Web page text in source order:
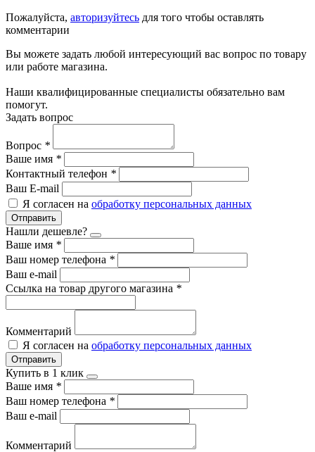
Пожалуйста, авторизуйтесь для того чтобы оставлять
комментарии
Вы можете задать любой интересующий вас вопрос по товару
или работе магазина.
Наши квалифицированные специалисты обязательно вам
помогут.
Задать вопрос
Вопрос *
Ваше имя *
Контактный телефон *
Ваш E-mail
Я согласен на обработку персональных данных
Отправить
Нашли дешевле?
Ваше имя *
Ваш номер телефона *
Ваш e-mail
Ссылка на товар другого магазина *
Комментарий
Я согласен на обработку персональных данных
Отправить
Купить в 1 клик
Ваше имя *
Ваш номер телефона *
Ваш e-mail
Комментарий